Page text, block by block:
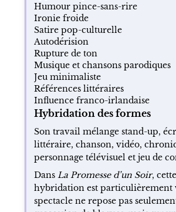
Humour pince-sans-rire
Ironie froide
Satire pop-culturelle
Autodérision
Rupture de ton
Musique et chansons parodiques
Jeu minimaliste
Références littéraires
Influence franco-irlandaise
Hybridation des formes
Son travail mélange stand-up,
littéraire, chanson, vidéo,
personnage télévisuel et jeu de
Dans La Promesse d’un Soir, cette
hybridation est particulièrement
spectacle ne repose pas